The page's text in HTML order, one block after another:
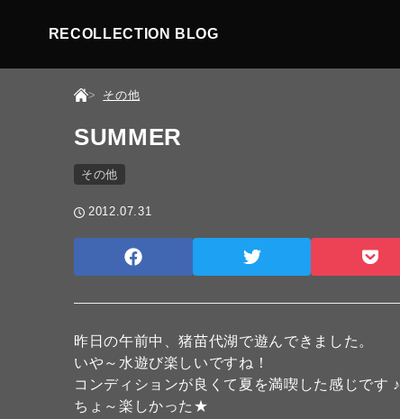
RECOLLECTION BLOG
その他
SUMMER
その他
2012.07.31
昨日の午前中、猪苗代湖で遊んできました。
いや～水遊び楽しいですね！
コンディションが良くて夏を満喫した感じです ♪
ちょ～楽しかった★